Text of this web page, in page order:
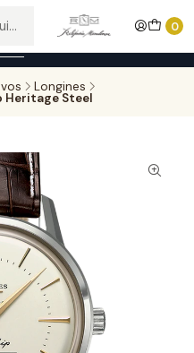
0
a 100,00€ - Todas as
confirmação de stock.
Longines
Heritage Steel